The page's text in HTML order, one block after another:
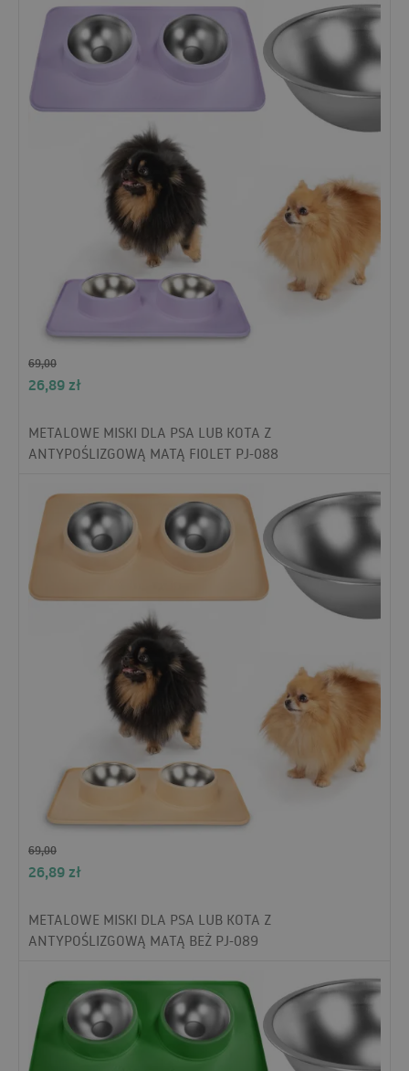
69,00
26,89zł
METALOWE MISKI DLA PSA LUB KOTA Z
ANTYPOŚLIZGOWĄ MATĄ FIOLET PJ-088
69,00
26,89zł
METALOWE MISKI DLA PSA LUB KOTA Z
ANTYPOŚLIZGOWĄ MATĄ BEŻ PJ-089